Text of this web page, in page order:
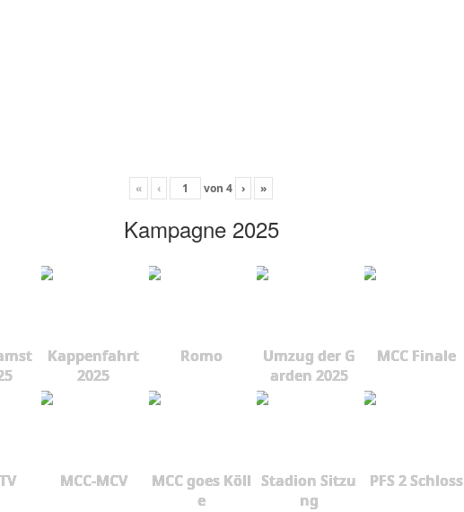
« ‹ von 4 › »
Kampagne 2025
Kappenfahrt
2025
Romo
Umzug der G
arden 2025
MCC Finale
MCC-MCV
MCC goes Köll
e
Stadion Sitzu
ng
PFS 2 Schloss